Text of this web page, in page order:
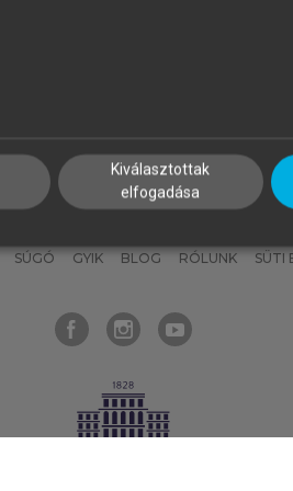
MI –
SÚGÓ GYIK BLOG RÓLUNK SÜTI
Kiválasztottak
elfogadása